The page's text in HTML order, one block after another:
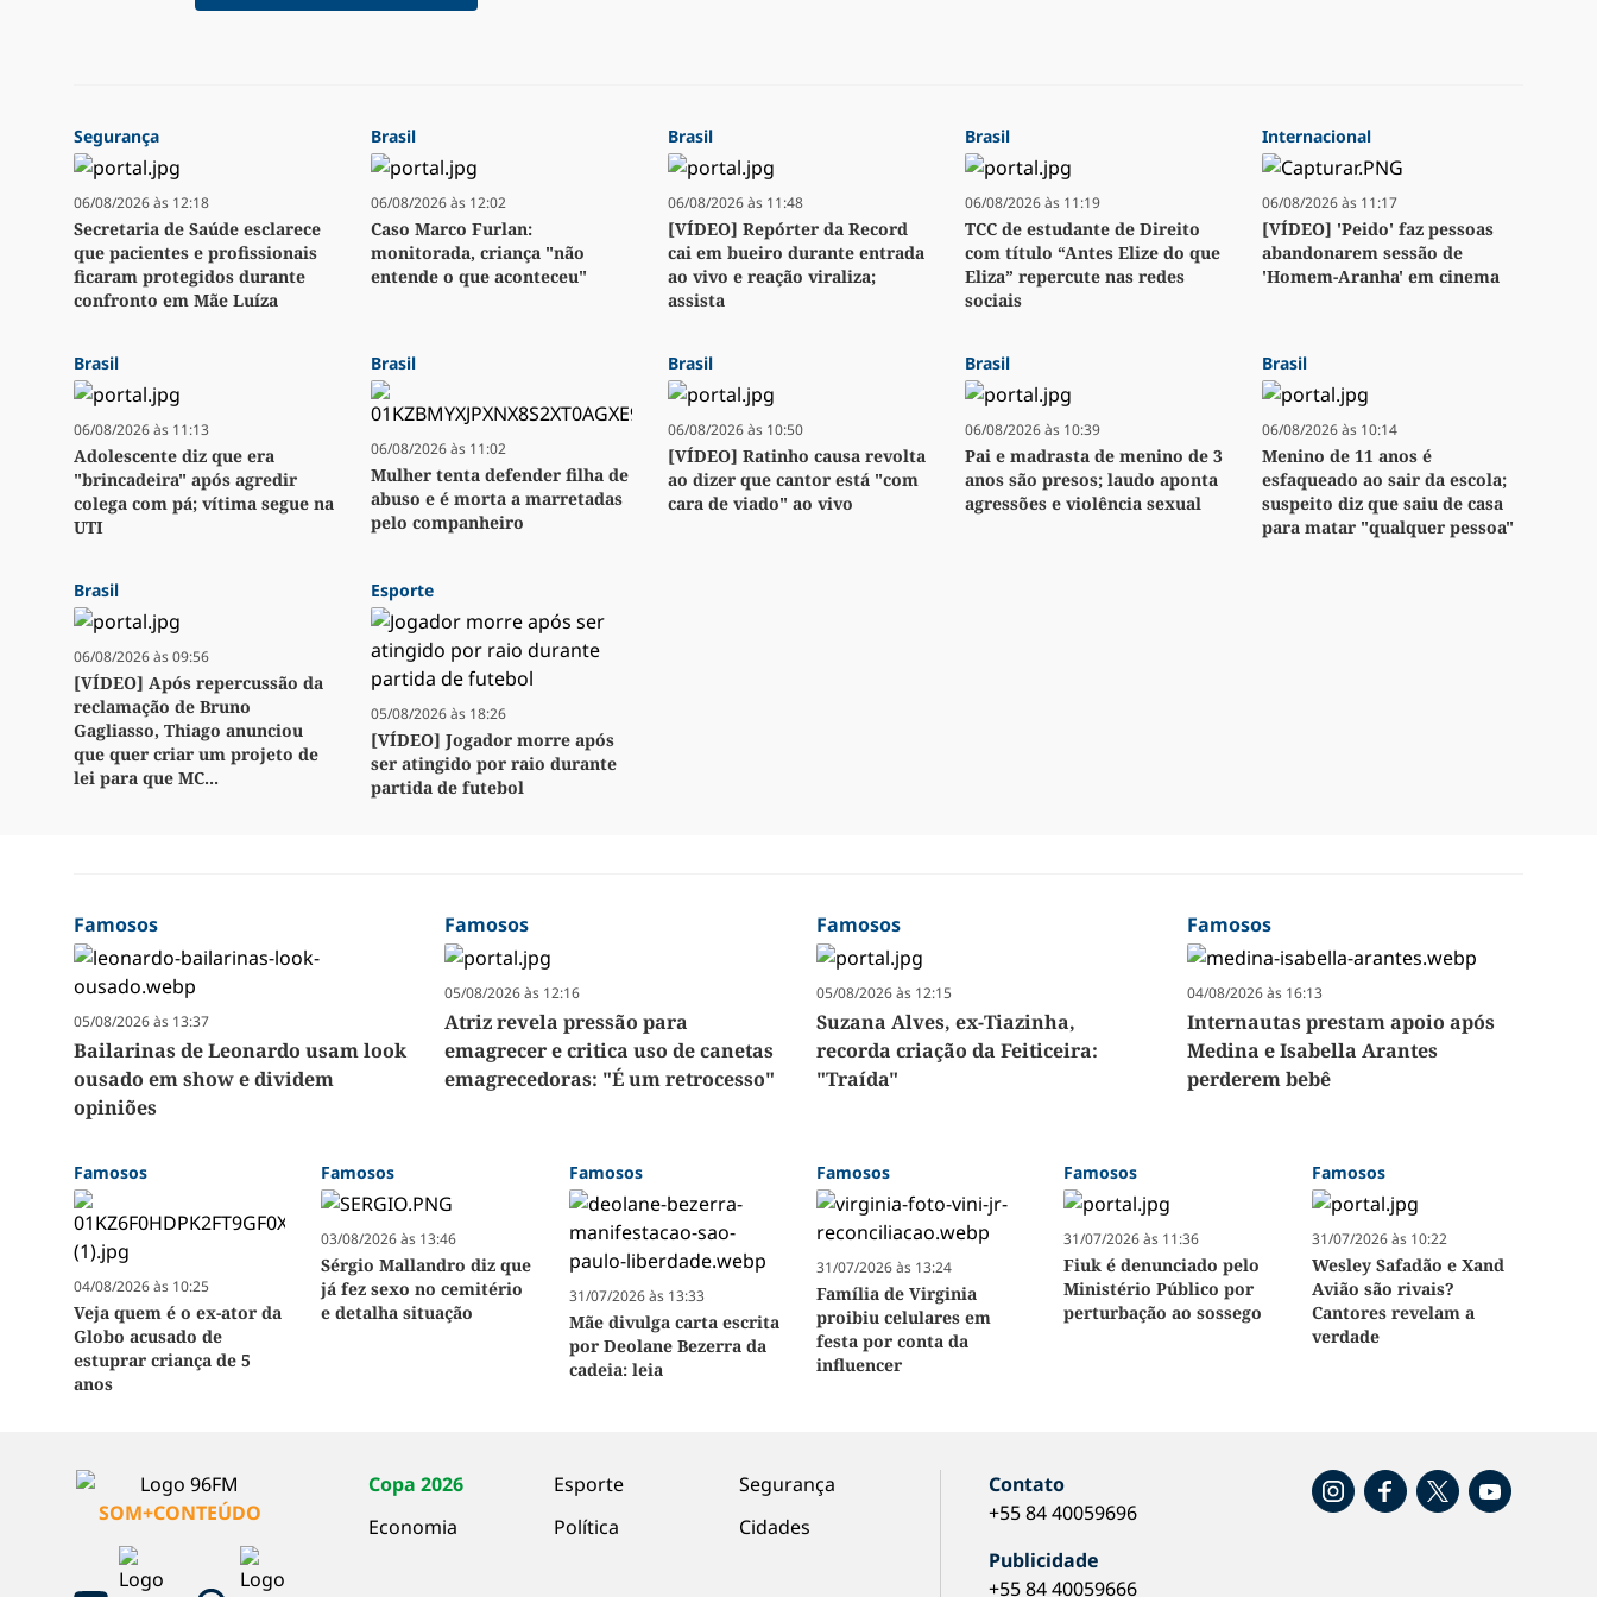
Segurança
06/08/2026 às 12:18
Secretaria de Saúde esclarece
que pacientes e profissionais
ficaram protegidos durante
confronto em Mãe Luíza
Brasil
06/08/2026 às 12:02
Caso Marco Furlan:
monitorada, criança "não
entende o que aconteceu"
Brasil
06/08/2026 às 11:48
[VÍDEO] Repórter da Record
cai em bueiro durante entrada
ao vivo e reação viraliza;
assista
Brasil
06/08/2026 às 11:19
TCC de estudante de Direito
com título “Antes Elize do que
Eliza” repercute nas redes
sociais
Internacional
06/08/2026 às 11:17
[VÍDEO] 'Peido' faz pessoas
abandonarem sessão de
'Homem-Aranha' em cinema
Brasil
06/08/2026 às 11:13
Adolescente diz que era
"brincadeira" após agredir
colega com pá; vítima segue na
UTI
Brasil
06/08/2026 às 11:02
Mulher tenta defender filha de
abuso e é morta a marretadas
pelo companheiro
Brasil
06/08/2026 às 10:50
[VÍDEO] Ratinho causa revolta
ao dizer que cantor está "com
cara de viado" ao vivo
Brasil
06/08/2026 às 10:39
Pai e madrasta de menino de 3
anos são presos; laudo aponta
agressões e violência sexual
Brasil
06/08/2026 às 10:14
Menino de 11 anos é
esfaqueado ao sair da escola;
suspeito diz que saiu de casa
para matar "qualquer pessoa"
Brasil
06/08/2026 às 09:56
[VÍDEO] Após repercussão da
reclamação de Bruno
Gagliasso, Thiago anunciou
que quer criar um projeto de
lei para que MC...
Esporte
05/08/2026 às 18:26
[VÍDEO] Jogador morre após
ser atingido por raio durante
partida de futebol
Famosos
05/08/2026 às 13:37
Bailarinas de Leonardo usam look
ousado em show e dividem
opiniões
Famosos
05/08/2026 às 12:16
Atriz revela pressão para
emagrecer e critica uso de canetas
emagrecedoras: "É um retrocesso"
Famosos
05/08/2026 às 12:15
Suzana Alves, ex-Tiazinha,
recorda criação da Feiticeira:
"Traída"
Famosos
04/08/2026 às 16:13
Internautas prestam apoio após
Medina e Isabella Arantes
perderem bebê
Famosos
04/08/2026 às 10:25
Veja quem é o ex-ator da
Globo acusado de
estuprar criança de 5
anos
Famosos
03/08/2026 às 13:46
Sérgio Mallandro diz que
já fez sexo no cemitério
e detalha situação
Famosos
31/07/2026 às 13:33
Mãe divulga carta escrita
por Deolane Bezerra da
cadeia: leia
Famosos
31/07/2026 às 13:24
Família de Virginia
proibiu celulares em
festa por conta da
influencer
Famosos
31/07/2026 às 11:36
Fiuk é denunciado pelo
Ministério Público por
perturbação ao sossego
Famosos
31/07/2026 às 10:22
Wesley Safadão e Xand
Avião são rivais?
Cantores revelam a
verdade
SOM+CONTEÚDO
Copa 2026
Economia
Esporte
Política
Segurança
Cidades
Contato
+55 84 40059696
Publicidade
+55 84 40059666